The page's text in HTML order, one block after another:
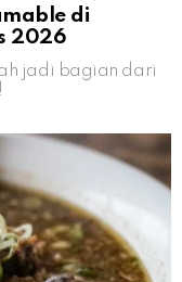
di
2026
jadi bagian dari